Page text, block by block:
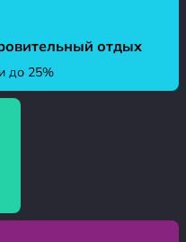
отдых
до 25%